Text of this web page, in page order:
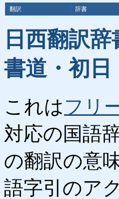
翻訳 辞書
日西翻訳
書道・初日
これはフリ
対応の国語
の翻訳の意
語字引のア